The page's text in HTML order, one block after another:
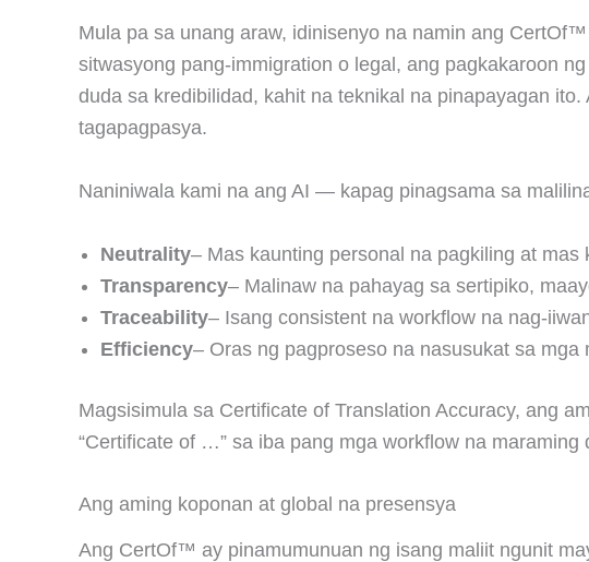
Mula pa sa unang araw, idinisenyo na namin ang
sitwasyong pang-immigration o legal, ang pagkakaroon
duda sa kredibilidad, kahit na teknikal na pinapayagan
tagapagpasya.
Naniniwala kami na ang AI — kapag pinagsama sa
Neutrality– Mas kaunting personal na pagkiling at mas
Transparency– Malinaw na pahayag sa sertipiko,
Traceability– Isang consistent na workflow na nag-
Efficiency– Oras ng pagproseso na nasusukat sa
Magsisimula sa Certificate of Translation Accuracy, ang
“Certificate of …” sa iba pang mga workflow na
Ang aming koponan at global na presensya
Ang CertOf™ ay pinamumunuan ng isang maliit ngunit